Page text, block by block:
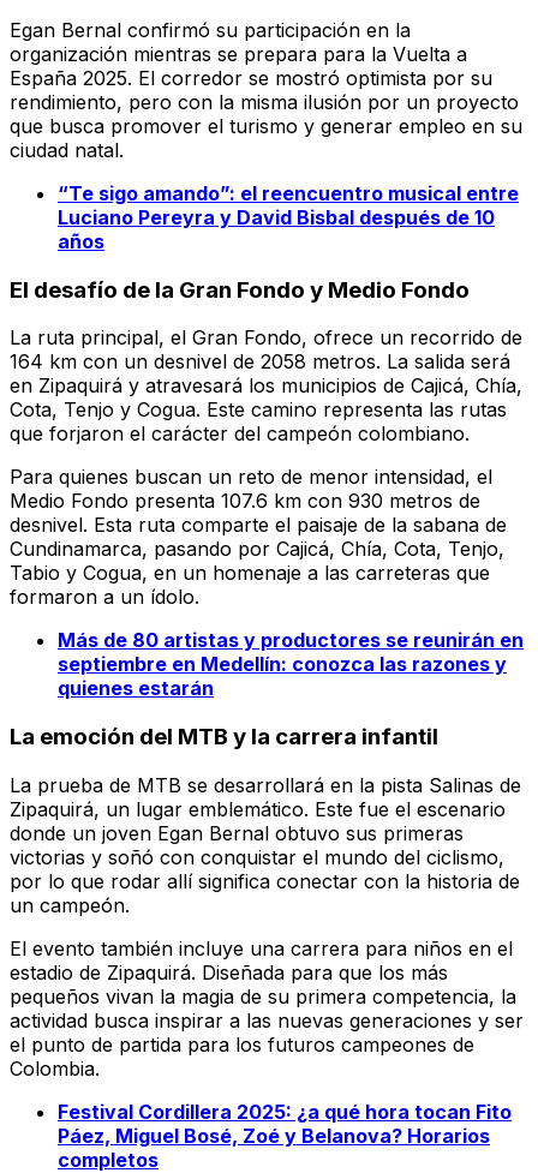
Egan Bernal confirmó su participación en la
organización mientras se prepara para la Vuelta a
España 2025. El corredor se mostró optimista por su
rendimiento, pero con la misma ilusión por un proyecto
que busca promover el turismo y generar empleo en su
ciudad natal.
“Te sigo amando”: el reencuentro musical entre
Luciano Pereyra y David Bisbal después de 10
años
El desafío de la Gran Fondo y Medio Fondo
La ruta principal, el Gran Fondo, ofrece un recorrido de
164 km con un desnivel de 2058 metros. La salida será
en Zipaquirá y atravesará los municipios de Cajicá, Chía,
Cota, Tenjo y Cogua. Este camino representa las rutas
que forjaron el carácter del campeón colombiano.
Para quienes buscan un reto de menor intensidad, el
Medio Fondo presenta 107.6 km con 930 metros de
desnivel. Esta ruta comparte el paisaje de la sabana de
Cundinamarca, pasando por Cajicá, Chía, Cota, Tenjo,
Tabio y Cogua, en un homenaje a las carreteras que
formaron a un ídolo.
Más de 80 artistas y productores se reunirán en
septiembre en Medellín: conozca las razones y
quienes estarán
La emoción del MTB y la carrera infantil
La prueba de MTB se desarrollará en la pista Salinas de
Zipaquirá, un lugar emblemático. Este fue el escenario
donde un joven Egan Bernal obtuvo sus primeras
victorias y soñó con conquistar el mundo del ciclismo,
por lo que rodar allí significa conectar con la historia de
un campeón.
El evento también incluye una carrera para niños en el
estadio de Zipaquirá. Diseñada para que los más
pequeños vivan la magia de su primera competencia, la
actividad busca inspirar a las nuevas generaciones y ser
el punto de partida para los futuros campeones de
Colombia.
Festival Cordillera 2025: ¿a qué hora tocan Fito
Páez, Miguel Bosé, Zoé y Belanova? Horarios
completos